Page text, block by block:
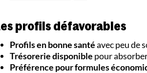
profils défavorables
Profils en bonne santéavec peu de
Trésorerie disponible pour
Préférence pour formules